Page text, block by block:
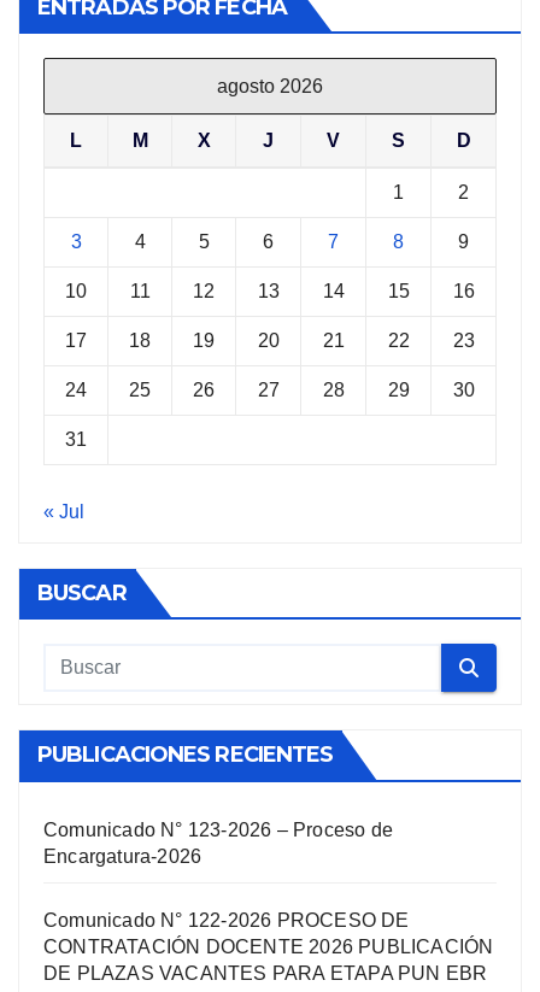
ENTRADAS POR FECHA
agosto 2026
L M X J V S D
1 2
3 4 5 6 7 8 9
10 11 12 13 14 15 16
17 18 19 20 21 22 23
24 25 26 27 28 29 30
31
« Jul
BUSCAR
PUBLICACIONES RECIENTES
Comunicado N° 123-2026 – Proceso de
Encargatura-2026
Comunicado N° 122-2026 PROCESO DE
CONTRATACIÓN DOCENTE 2026 PUBLICACIÓN
DE PLAZAS VACANTES PARA ETAPA PUN EBR